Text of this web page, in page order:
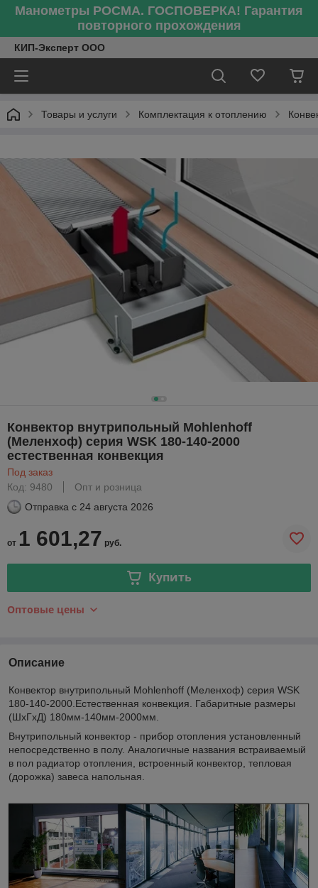
Манометры РОСМА. ГОСПОВЕРКА! Гарантия
повторного прохождения
КИП-Эксперт ООО
Товары и услуги Комплектация к отоплению
Конвектор внутрипольный Mohlenhoff
(Меленхоф) серия WSK 180-140-2000
естественная конвекция
Под заказ
Код: 9480
Опт и розница
Отправка с 24 августа 2026
от 1 601,27 руб.
Купить
Оптовые цены
Описание
Конвектор внутрипольный Mohlenhoff (Меленхоф) серия WSK
180-140-2000.Естественная конвекция. Габаритные размеры
(ШхГхД) 180мм-140мм-2000мм.
Внутрипольный конвектор - прибор отопления установленный
непосредственно в полу. Аналогичные названия встраиваемый
в пол радиатор отопления, встроенный конвектор, тепловая
(дорожка) завеса напольная.